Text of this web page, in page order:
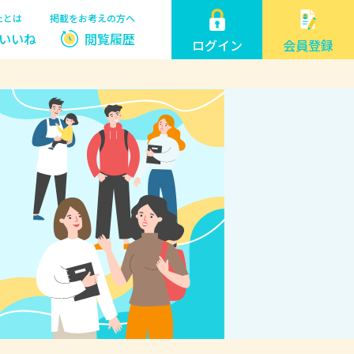
とは 掲載をお考えの方へ
いね 閲覧履歴 ログイン 会員登録